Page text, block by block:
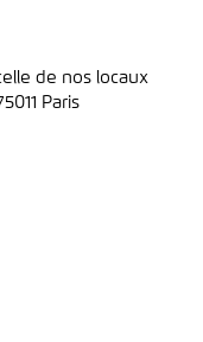
de nos locaux
Paris